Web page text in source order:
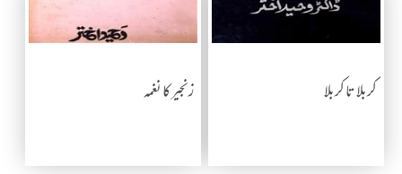
کربلا تا کربلا زنجیر کا نغمہ